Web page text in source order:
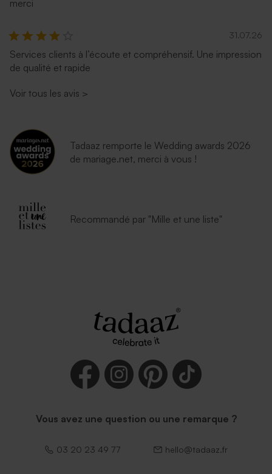
Enveloppe communion
dorée
Petite enveloppe bleue
Enveloppe vert menthe
rectangulaire (14 x 12,5 cm)
Enveloppe communion
mouchetée papier naturel
Enveloppe communion
rouille petit format
merci
31.07.26
Services clients à l’écoute et compréhensif. Une impression
de qualité et rapide
Voir tous les avis >
Tadaaz remporte le Wedding awards 2026
de mariage.net, merci à vous !
Recommandé par "Mille et une liste"
Vous avez une question ou une remarque ?
03 20 23 49 77 hello@tadaaz.fr